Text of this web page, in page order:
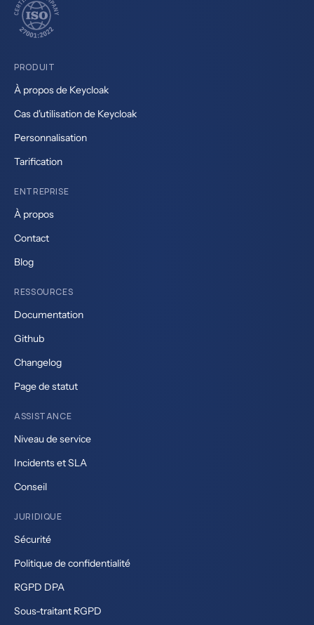
PRODUIT
À propos de Keycloak
Cas d'utilisation de Keycloak
Personnalisation
Tarification
ENTREPRISE
À propos
Contact
Blog
RESSOURCES
Documentation
Github
Changelog
Page de statut
ASSISTANCE
Niveau de service
Incidents et SLA
Conseil
JURIDIQUE
Sécurité
Politique de confidentialité
RGPD DPA
Sous-traitant RGPD